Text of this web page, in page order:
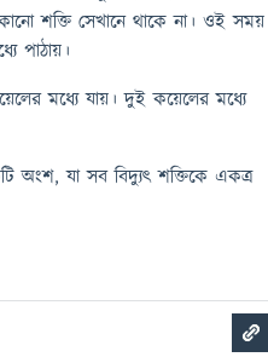
শক্তি সেখানে থাকে না। ওই সময়
পাঠায়।
মধ্যে যায়। দুই কয়েলের মধ্যে
অংশ, যা সব বিদ্যুৎ শক্তিকে একত্র